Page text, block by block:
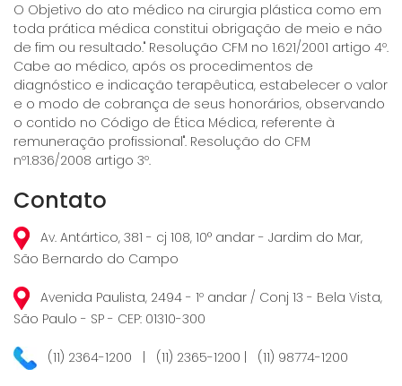
O Objetivo do ato médico na cirurgia plástica como em
toda prática médica constitui obrigação de meio e não
de fim ou resultado." Resolução CFM no 1.621/2001 artigo 4º.
Cabe ao médico, após os procedimentos de
diagnóstico e indicação terapêutica, estabelecer o valor
e o modo de cobrança de seus honorários, observando
o contido no Código de Ética Médica, referente à
remuneração profissional". Resolução do CFM
nº1.836/2008 artigo 3º.
Contato
Av. Antártico, 381 - cj 108, 10° andar - Jardim do Mar,
São Bernardo do Campo
Avenida Paulista, 2494 - 1º andar / Conj 13 - Bela Vista,
São Paulo - SP - CEP: 01310-300
(11) 2364-1200 | (11) 2365-1200 | (11) 98774-1200